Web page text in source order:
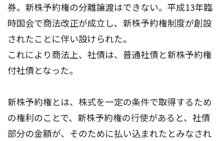
券。新株予約権の分離譲渡はできない。平成13年臨
時国会で商法改正が成立し、新株予約権制度が創設
されたことに伴い設けられた。
これにより商法上、社債は、普通社債と新株予約権
付社債となった。
新株予約権とは、株式を一定の条件で取得するため
の権利のことで、新株予約権の行使があると、社債
部分の金額が、そのために払い込まれたとみなされ